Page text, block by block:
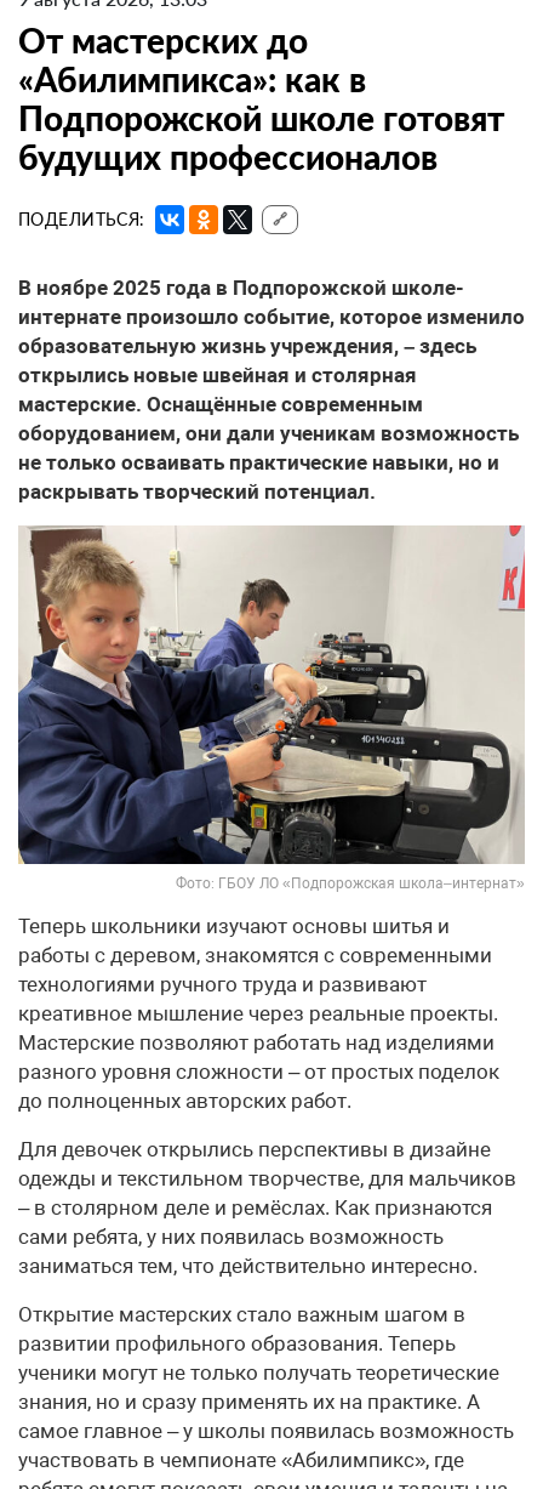
От мастерских до
«Абилимпикса»: как в
Подпорожской школе готовят
будущих профессионалов
ПОДЕЛИТЬСЯ: 🔗
В ноябре 2025 года в Подпорожской школе-
интернате произошло событие, которое изменило
образовательную жизнь учреждения, – здесь
открылись новые швейная и столярная
мастерские. Оснащённые современным
оборудованием, они дали ученикам возможность
не только осваивать практические навыки, но и
раскрывать творческий потенциал.
Фото: ГБОУ ЛО «Подпорожская школа–интернат»
Теперь школьники изучают основы шитья и
работы с деревом, знакомятся с современными
технологиями ручного труда и развивают
креативное мышление через реальные проекты.
Мастерские позволяют работать над изделиями
разного уровня сложности – от простых поделок
до полноценных авторских работ.
Для девочек открылись перспективы в дизайне
одежды и текстильном творчестве, для мальчиков
– в столярном деле и ремёслах. Как признаются
сами ребята, у них появилась возможность
заниматься тем, что действительно интересно.
Открытие мастерских стало важным шагом в
развитии профильного образования. Теперь
ученики могут не только получать теоретические
знания, но и сразу применять их на практике. А
самое главное – у школы появилась возможность
участвовать в чемпионате «Абилимпикс», где